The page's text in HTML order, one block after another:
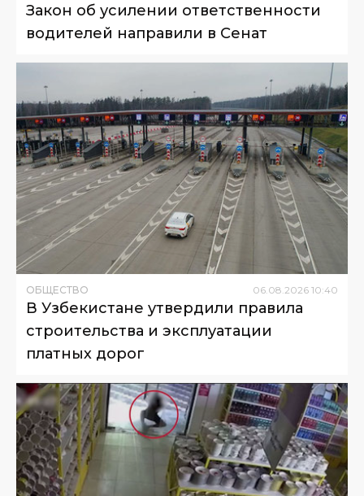
Закон об усилении ответственности
водителей направили в Сенат
ОБЩЕСТВО 06.08.2026 10:40
В Узбекистане утвердили правила
строительства и эксплуатации
платных дорог